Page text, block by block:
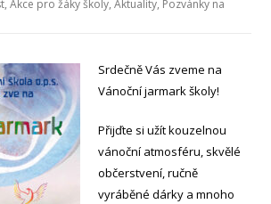
,Akce pro žáky školy,Aktuality, Pozvánky na
Srdečně Vás zveme na
Vánoční jarmark školy!
Přijďte si užít kouzelnou
vánoční atmosféru, skvělé
občerstvení, ručně
vyráběné dárky a mnoho